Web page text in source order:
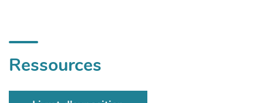
Ressources